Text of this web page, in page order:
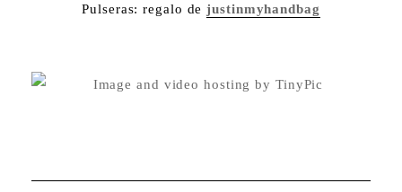
Pulseras: regalo de justinmyhandbag